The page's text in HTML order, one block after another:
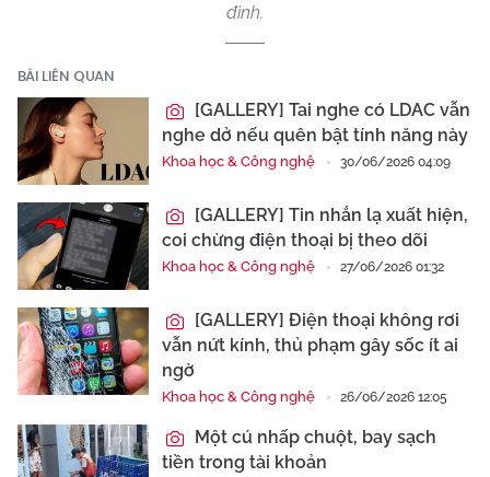
đình.
BÀI LIÊN QUAN
[GALLERY] Tai nghe có LDAC vẫn
nghe dở nếu quên bật tính năng này
Khoa học & Công nghệ 30/06/2026 04:09
[GALLERY] Tin nhắn lạ xuất hiện,
coi chừng điện thoại bị theo dõi
Khoa học & Công nghệ 27/06/2026 01:32
[GALLERY] Điện thoại không rơi
vẫn nứt kính, thủ phạm gây sốc ít ai
ngờ
Khoa học & Công nghệ 26/06/2026 12:05
Một cú nhấp chuột, bay sạch
tiền trong tài khoản